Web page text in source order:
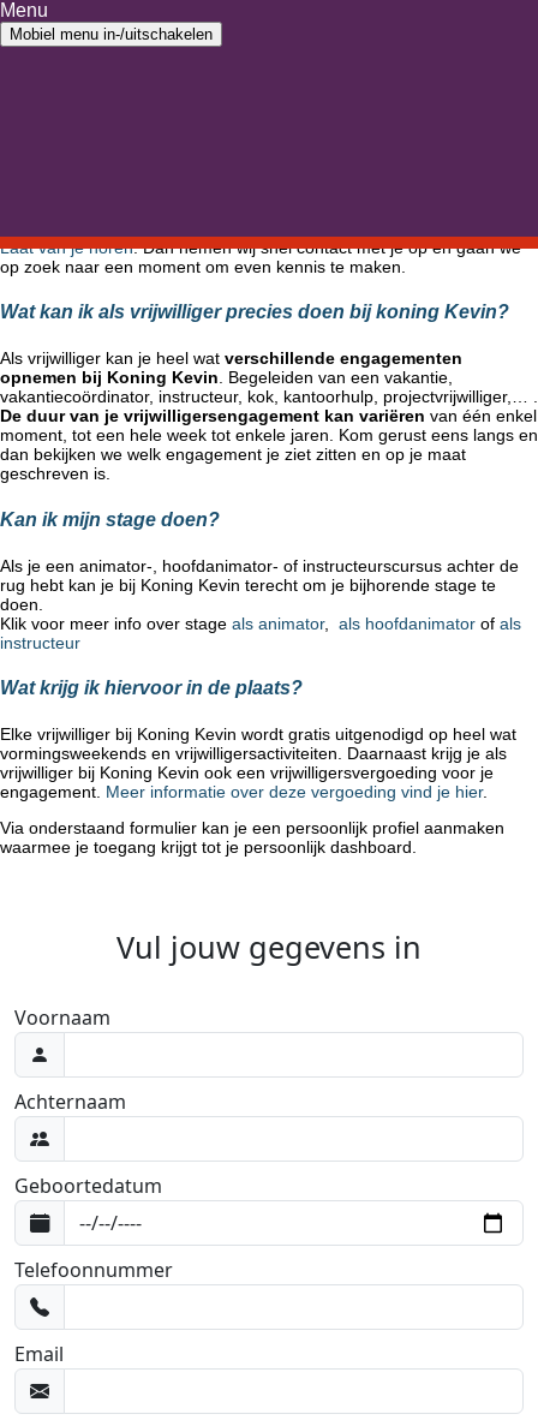
Ga naar inhoud
Menu
Mobiel menu in-/uitschakelen
Laat van je horen. Dan nemen wij snel contact met je op en gaan we
op zoek naar een moment om even kennis te maken.
Wat kan ik als vrijwilliger precies doen bij koning Kevin?
Als vrijwilliger kan je heel wat verschillende engagementen
opnemen bij Koning Kevin. Begeleiden van een vakantie,
vakantiecoördinator, instructeur, kok, kantoorhulp, projectvrijwilliger,… .
De duur van je vrijwilligersengagement kan variëren van één enkel
moment, tot een hele week tot enkele jaren. Kom gerust eens langs en
dan bekijken we welk engagement je ziet zitten en op je maat
geschreven is.
Kan ik mijn stage doen?
Als je een animator-, hoofdanimator- of instructeurscursus achter de
rug hebt kan je bij Koning Kevin terecht om je bijhorende stage te
doen.
Klik voor meer info over stage als animator, als hoofdanimator of als
instructeur
Wat krijg ik hiervoor in de plaats?
Elke vrijwilliger bij Koning Kevin wordt gratis uitgenodigd op heel wat
vormingsweekends en vrijwilligersactiviteiten. Daarnaast krijg je als
vrijwilliger bij Koning Kevin ook een vrijwilligersvergoeding voor je
engagement. Meer informatie over deze vergoeding vind je hier.
Via onderstaand formulier kan je een persoonlijk profiel aanmaken
waarmee je toegang krijgt tot je persoonlijk dashboard.